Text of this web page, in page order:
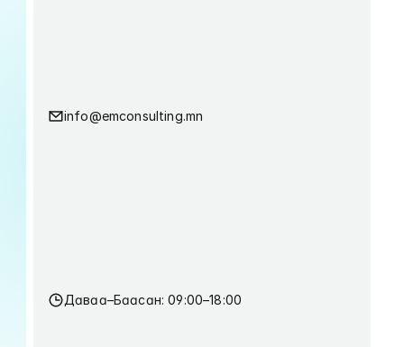
info@emconsulting.mn
Даваа–Баасан: 09:00–18:00